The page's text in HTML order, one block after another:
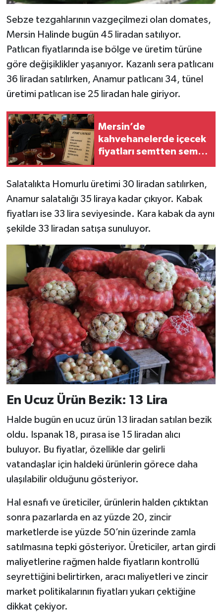
Sebze tezgahlarının vazgeçilmezi olan domates,
Mersin Halinde bugün 45 liradan satılıyor.
Patlıcan fiyatlarında ise bölge ve üretim türüne
göre değişiklikler yaşanıyor. Kazanlı sera patlıcanı
36 liradan satılırken, Anamur patlıcanı 34, tünel
üretimi patlıcan ise 25 liradan hale giriyor.
Mersin’de
kahvehanelerde içecek
fiyatları semtten semte
Salatalıkta Homurlu üretimi 30 liradan satılırken,
Anamur salatalığı 35 liraya kadar çıkıyor. Kabak
fiyatları ise 33 lira seviyesinde. Kara kabak da aynı
şekilde 33 liradan satışa sunuluyor.
En Ucuz Ürün Bezik: 13 Lira
Halde bugün en ucuz ürün 13 liradan satılan bezik
oldu. Ispanak 18, pırasa ise 15 liradan alıcı
buluyor. Bu fiyatlar, özellikle dar gelirli
vatandaşlar için haldeki ürünlerin görece daha
ulaşılabilir olduğunu gösteriyor.
Hal esnafı ve üreticiler, ürünlerin halden çıktıktan
sonra pazarlarda en az yüzde 20, zincir
marketlerde ise yüzde 50’nin üzerinde zamla
satılmasına tepki gösteriyor. Üreticiler, artan girdi
maliyetlerine rağmen halde fiyatların kontrollü
seyrettiğini belirtirken, aracı maliyetleri ve zincir
market politikalarının fiyatları yukarı çektiğine
dikkat çekiyor.